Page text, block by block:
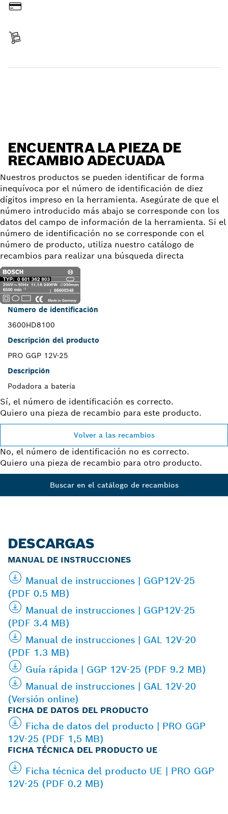
ENCUENTRA LA PIEZA DE
RECAMBIO ADECUADA
Nuestros productos se pueden identificar de forma
inequívoca por el número de identificación de diez
dígitos impreso en la herramienta. Asegúrate de que el
número introducido más abajo se corresponde con los
datos del campo de información de la herramienta. Si el
número de identificación no se corresponde con el
número de producto, utiliza nuestro catálogo de
recambios para realizar una búsqueda directa
Número de identificación
3600HD8100
Descripción del producto
PRO GGP 12V-25
Descripción
Podadora a batería
Sí, el número de identificación es correcto.
Quiero una pieza de recambio para este producto.
Volver a las recambios
No, el número de identificación no es correcto.
Quiero una pieza de recambio para otro producto.
Buscar en el catálogo de recambios
DESCARGAS
MANUAL DE INSTRUCCIONES
Manual de instrucciones | GGP12V-25
(PDF 0.5 MB)
Manual de instrucciones | GGP12V-25
(PDF 3.4 MB)
Manual de instrucciones | GAL 12V-20
(PDF 1.3 MB)
Guía rápida | GGP 12V-25 (PDF 9.2 MB)
Manual de instrucciones | GAL 12V-20
(Versión online)
FICHA DE DATOS DEL PRODUCTO
Ficha de datos del producto | PRO GGP
12V-25 (PDF 1,5 MB)
FICHA TÉCNICA DEL PRODUCTO UE
Ficha técnica del producto UE | PRO GGP
12V-25 (PDF 0.2 MB)